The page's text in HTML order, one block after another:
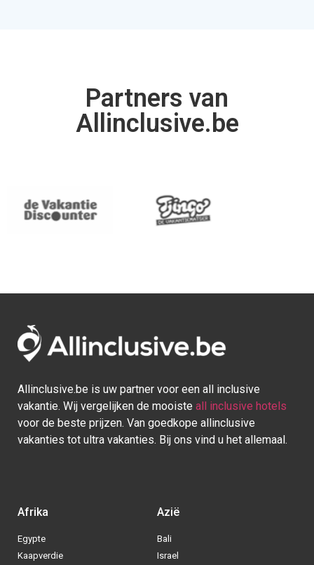
Partners van
Allinclusive.be
Allinclusive.be is uw partner voor een all inclusive
vakantie. Wij vergelijken de mooiste all inclusive hotels
voor de beste prijzen. Van goedkope allinclusive
vakanties tot ultra vakanties. Bij ons vind u het allemaal.
Afrika
Egypte
Kaapverdie
Azië
Bali
Israel